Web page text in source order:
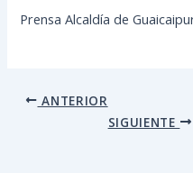
Prensa Alcaldía de
ANTERIOR
SIGUIENTE